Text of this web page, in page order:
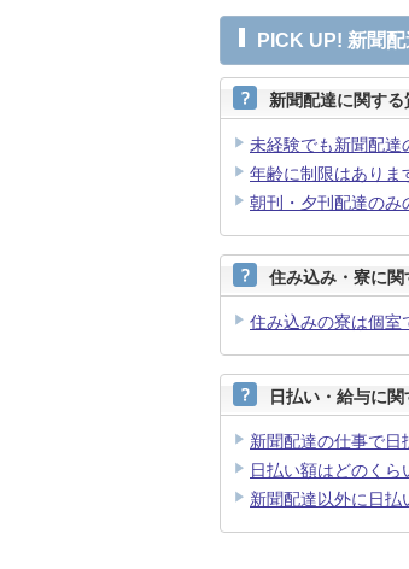
PICK UP! 新聞
新聞配達に関する
未経験でも新聞配達
年齢に制限はありま
朝刊・夕刊配達のみ
住み込み・寮に関
住み込みの寮は個室
日払い・給与に関
新聞配達の仕事で日
日払い額はどのくら
新聞配達以外に日払